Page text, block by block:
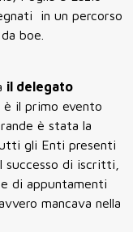
in un percorso
boe.
il delegato
è il primo evento
è stata la
gli Enti presenti
di iscritti,
di appuntamenti
mancava nella